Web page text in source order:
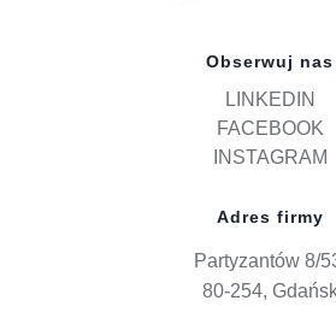
Obserwuj nas
LINKEDIN
FACEBOOK
INSTAGRAM
Adres firmy
Partyzantów 8/
80-254,